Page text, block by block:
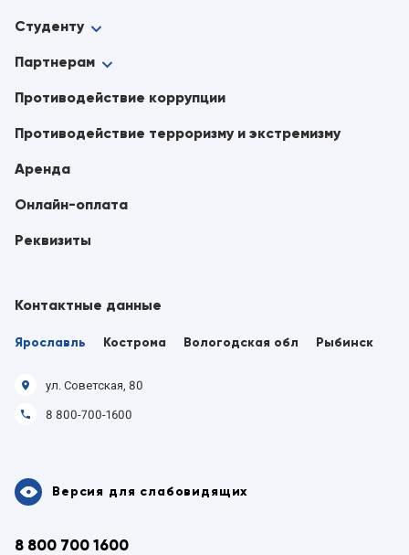
Версия для слабовидящих
8 800 700 1600
Студенту
Партнерам
Противодействие коррупции
Противодействие терроризму и экстремизму
Аренда
Онлайн-оплата
Реквизиты
Контактные данные
Ярославль Кострома Вологодская обл Рыбинск
ул. Советская, 80
8 800-700-1600